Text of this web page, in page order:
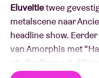
Eluveitietwee
metalscene naar
headline show.
van Amorphis met
studioalbum uit, 30